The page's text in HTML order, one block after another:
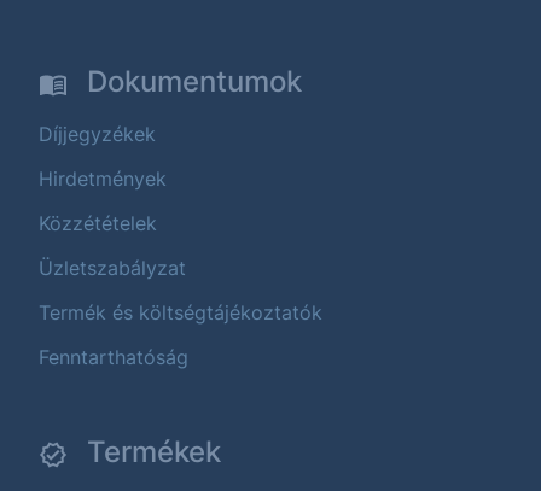
Dokumentumok
Díjjegyzékek
Hirdetmények
Közzétételek
Üzletszabályzat
Termék és költségtájékoztatók
Fenntarthatóság
Termékek